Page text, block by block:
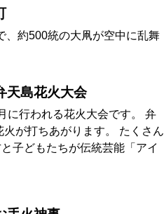
、約500統の大凧が空中に乱舞
天島花火大会
に行われる花火大会です。 弁
が打ちあがります。 たくさん
子どもたちが伝統芸能「アイ